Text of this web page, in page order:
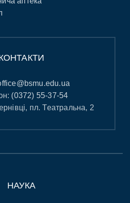
(0372) 55-37-54
пл. Театральна, 2
НАУКА